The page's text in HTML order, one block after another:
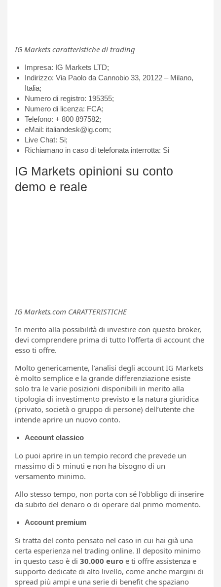
IG Markets caratteristiche di trading
Impresa: IG Markets LTD;
Indirizzo: Via Paolo da Cannobio 33, 20122 – Milano,
Italia;
Numero di registro: 195355;
Numero di licenza: FCA;
Telefono: + 800 897582;
eMail: italiandesk@ig.com;
Live Chat: Si;
Richiamano in caso di telefonata interrotta: Si
IG Markets opinioni su conto
demo e reale
IG Markets.com CARATTERISTICHE
In merito alla possibilità di investire con questo broker,
devi comprendere prima di tutto l’offerta di account che
esso ti offre.
Molto genericamente, l’analisi degli account IG Markets
è molto semplice e la grande differenziazione esiste
solo tra le varie posizioni disponibili in merito alla
tipologia di investimento previsto e la natura giuridica
(privato, società o gruppo di persone) dell’utente che
intende aprire un nuovo conto.
Account classico
Lo puoi aprire in un tempio record che prevede un
massimo di 5 minuti e non ha bisogno di un
versamento minimo.
Allo stesso tempo, non porta con sé l’obbligo di inserire
da subito del denaro o di operare dal primo momento.
Account premium
Si tratta del conto pensato nel caso in cui hai già una
certa esperienza nel trading online. Il deposito minimo
in questo caso è di 30.000 euro e ti offre assistenza e
supporto dedicate di alto livello, come anche margini di
spread più ampi e una serie di benefit che spaziano